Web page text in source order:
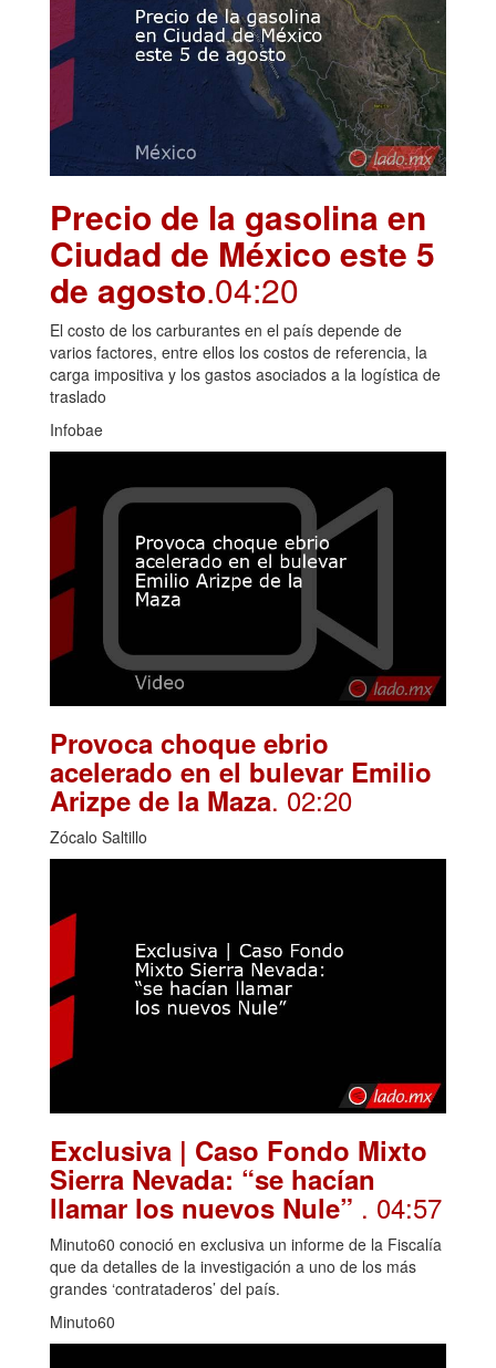
Precio de la gasolina en
Ciudad de México este 5
de agosto.04:20
El costo de los carburantes en el país depende de
varios factores, entre ellos los costos de referencia, la
carga impositiva y los gastos asociados a la logística de
traslado
Infobae
Provoca choque ebrio
acelerado en el bulevar Emilio
Arizpe de la Maza. 02:20
Zócalo Saltillo
Exclusiva | Caso Fondo Mixto
Sierra Nevada: “se hacían
llamar los nuevos Nule” . 04:57
Minuto60 conoció en exclusiva un informe de la Fiscalía
que da detalles de la investigación a uno de los más
grandes ‘contrataderos’ del país.
Minuto60